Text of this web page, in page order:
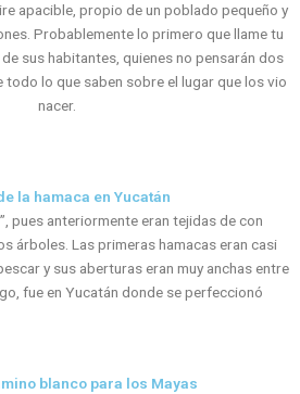
apacible, propio de un poblado pequeño y
Probablemente lo primero que llame tu
sus habitantes, quienes no pensarán dos
lo que saben sobre el lugar que los vio
nacer.
la hamaca en Yucatán
pues anteriormente eran tejidas de con
árboles. Las primeras hamacas eran casi
y sus aberturas eran muy anchas entre
fue en Yucatán donde se perfeccionó
blanco para los Mayas